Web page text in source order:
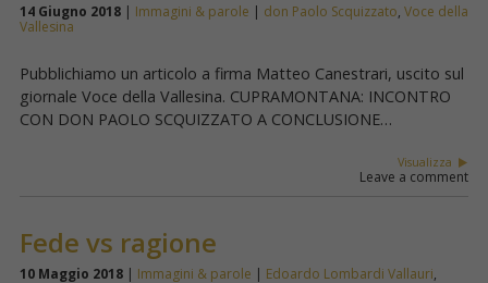
14 Giugno 2018| Immagini & parole | don Paolo Scquizzato, Voce della
Vallesina
Pubblichiamo un articolo a firma Matteo Canestrari, uscito sul
giornale Voce della Vallesina. CUPRAMONTANA: INCONTRO
CON DON PAOLO SCQUIZZATO A CONCLUSIONE…
Visualizza
Leave a comment
Fede vs ragione
10 Maggio 2018| Immagini & parole | Edoardo Lombardi Vallauri,